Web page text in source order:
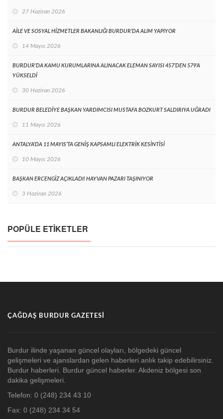
27 Haziran 2026
AİLE VE SOSYAL HİZMETLER BAKANLIĞI BURDUR’DA ALIM YAPIYOR
14 Mayıs 2026
BURDUR’DA KAMU KURUMLARINA ALINACAK ELEMAN SAYISI 457’DEN 579’A
YÜKSELDİ
30 Haziran 2026
BURDUR BELEDİYE BAŞKAN YARDIMCISI MUSTAFA BOZKURT SALDIRIYA UĞRADI
11 Mayıs 2026
ANTALYA’DA 11 MAYIS’TA GENİŞ KAPSAMLI ELEKTRİK KESİNTİSİ
10 Mayıs 2026
BAŞKAN ERCENGİZ AÇIKLADI! HAYVAN PAZARI TAŞINIYOR
3 Haziran 2026
POPÜLE ETIKETLER
ÇAĞDAŞ BURDUR GAZETESI
Burdur ilinde yaşanan güncel olayları, bölgedeki güncel
gelişmeleri ve ajanslardan gelen haberleri anlık takip edebilirsiniz.
Burdur haberleri. Burdur güncel haberler. Akdeniz bölgesi son
dakika gelişmeleri.
Telefon: 0 (248) 234 43 10
Fax: 0 (248) 234 34 54